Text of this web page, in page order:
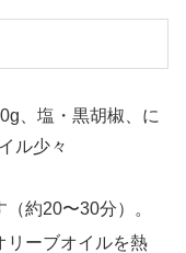
、塩・黒胡椒、に
ル少々
約20〜30分）。
リーブオイルを熱